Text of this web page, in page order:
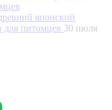
японский
для питомцев 30 июля